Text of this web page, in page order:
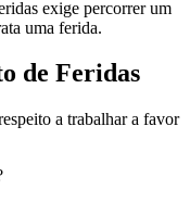
exige percorrer um
uma ferida.
de Feridas
a trabalhar a favor